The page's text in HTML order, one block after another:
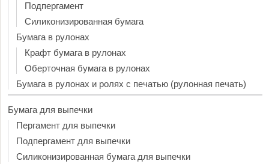
Подпергамент
Силиконизированная бумага
Бумага в рулонах
Крафт бумага в рулонах
Оберточная бумага в рулонах
Бумага в рулонах и ролях с печатью (рулонная печать)
Бумага для выпечки
Пергамент для выпечки
Подпергамент для выпечки
Силиконизированная бумага для выпечки